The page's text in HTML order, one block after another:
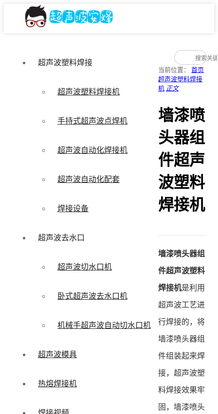
超声波塑料焊接
超声波塑料焊接机
手持式超声波点焊机
超声波自动化焊接机
超声波自动化配套
焊接设备
超声波去水口
超声波切水口机
卧式超声波去水口机
机械手超声波自动切水口机
超声波模具
热熔焊接机
当前位置： 首页
超声波塑料焊接
机 正文
墙漆喷
头器组
件超声
波塑料
焊接机
墙漆喷头器组
件超声波塑料
焊接机是利用
超声波工艺进
行焊接的，将
墙漆喷头器组
件组装起来焊
接，超声波塑
料焊接效果牢
固，墙漆喷头